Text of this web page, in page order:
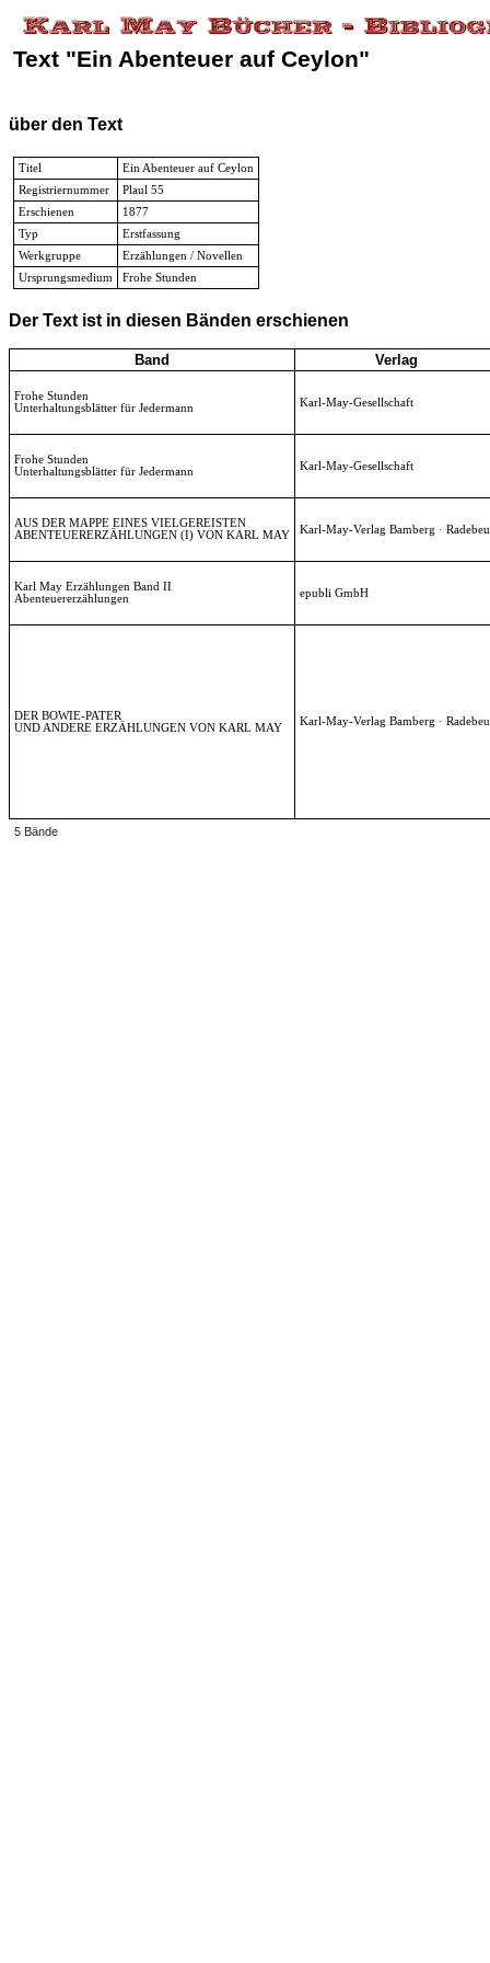
Text "Ein Abenteuer auf Ceylon"
über den Text
Titel
Ein Abenteuer auf Ceylon
Registriernummer
Plaul 55
Erschienen
1877
Typ
Erstfassung
Werkgruppe
Erzählungen / Novellen
Ursprungsmedium
Frohe Stunden
Der Text ist in diesen Bänden erschienen
Band Verlag
Frohe Stunden
Unterhaltungsblätter für Jedermann
Karl-May-Gesellschaft
Frohe Stunden
Unterhaltungsblätter für Jedermann
Karl-May-Gesellschaft
AUS DER MAPPE EINES VIELGEREISTEN
ABENTEUERERZÄHLUNGEN (I) VON KARL MAY
Karl-May-Verlag Bamberg ·
Karl May Erzählungen Band II
Abenteuererzählungen
epubli GmbH
DER BOWIE-PATER
UND ANDERE ERZÄHLUNGEN VON KARL MAY
Karl-May-Verlag Bamberg ·
5 Bände